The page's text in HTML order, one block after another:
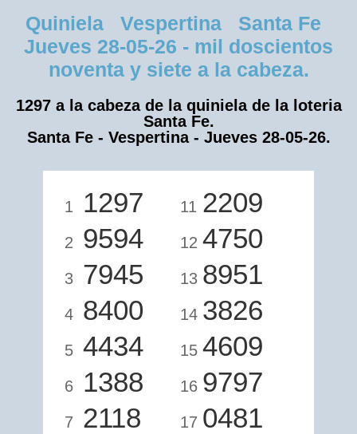
Quiniela Vespertina Santa Fe
Jueves 28-05-26 - mil doscientos
noventa y siete a la cabeza.
1297 a la cabeza de la quiniela de la loteria
Santa Fe.
Santa Fe - Vespertina - Jueves 28-05-26.
1 1297
2 9594
3 7945
4 8400
5 4434
6 1388
7 2118
11 2209
12 4750
13 8951
14 3826
15 4609
16 9797
17 0481